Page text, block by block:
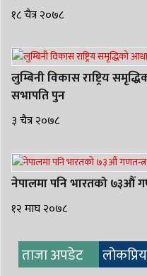
१८ चैत्र २०७८
लुम्बिनी विकास राष्ट्रिय
सभापति पुन
३ चैत्र २०७८
नेपालमा पनि भारतको ७३औं
१२ माघ २०७८
ताजा अपडेट लोकप्रिय